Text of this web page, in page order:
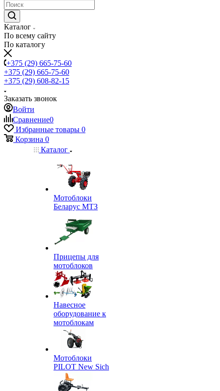
Каталог
По всему сайту
По каталогу
+375 (29) 665-75-60
+375 (29) 665-75-60
+375 (29) 608-82-15
Заказать звонок
Войти
Сравнение0
Избранные товары 0
Корзина 0
Каталог
Мотоблоки
Беларус МТЗ
Прицепы для
мотоблоков
Навесное
оборудование к
мотоблокам
Мотоблоки
PILOT New Sich